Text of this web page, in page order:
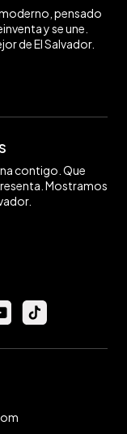
pensado
y se une.
de El Salvador.
contigo. Que
Mostramos